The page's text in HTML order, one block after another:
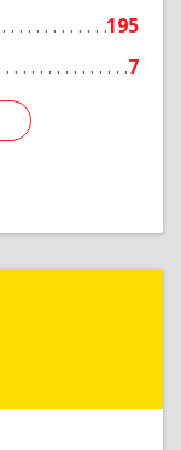
195
7